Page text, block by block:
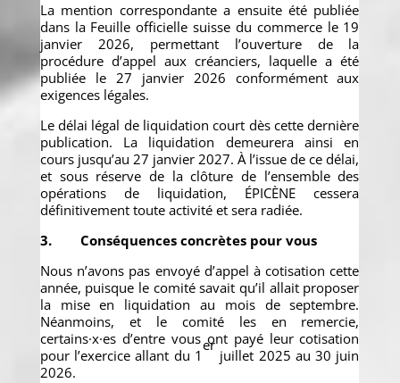
La mention correspondante a ensuite été publiée
dans la Feuille officielle suisse du commerce le 19
janvier 2026, permettant l’ouverture de la
procédure d’appel aux créanciers, laquelle a été
publiée le 27 janvier 2026 conformément aux
exigences légales.
Le délai légal de liquidation court dès cette dernière
publication. La liquidation demeurera ainsi en
cours jusqu’au 27 janvier 2027. À l’issue de ce délai,
et sous réserve de la clôture de l’ensemble des
opérations de liquidation, ÉPICÈNE cessera
définitivement toute activité et sera radiée.
3. Conséquences concrètes pour vous
Nous n’avons pas envoyé d’appel à cotisation cette
année, puisque le comité savait qu’il allait proposer
la mise en liquidation au mois de septembre.
Néanmoins, et le comité les en remercie,
certains·x·es d’entre vous ont payé leur cotisation
pour l’exercice allant du 1
er
juillet 2025 au 30 juin
2026.